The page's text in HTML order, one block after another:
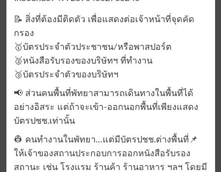
📝 สิ่งที่ต้องมีติดตัว เพื่อแสดงต่อเจ้าหน้าที่จุดคัด
กรอง
🥇บัตรประจำตัวประชาชน/หรือพาสปอร์ต
🥈หนังสือรับรองของบริษัทฯ ที่ทำงาน
🥉บัตรประจำตัวของบริษัทฯ
📢 ส่วนคนพื้นที่พัทยาสามารถเดินทางในพื้นที่ได้
อย่างอิสระ แต่ถ้าจะเข้า-ออกนอกพื้นที่เพียงแสดง
บัตรปชช.เท่านั้น
👷 คนทำงานในพัทยา…แต่มีบัตรปชช.ต่างพื้นที่📌
ให้เจ้าของสถานประกอบการออกหนังสือรับรอง
สถานะ เช่น โรงแรม ร้านค้า ร้านอาหาร ฯลฯ โดยมี